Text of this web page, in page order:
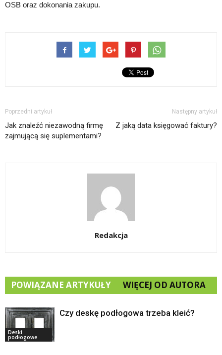
OSB oraz dokonania zakupu.
Poprzedni artykuł
Jak znaleźć niezawodną firmę
zajmującą się suplementami?
Następny artykuł
Z jaką data księgować faktury?
Redakcja
POWIĄZANE ARTYKUŁY WIĘCEJ OD AUTORA
Deski
podłogowe
Czy deskę podłogowa trzeba kleić?